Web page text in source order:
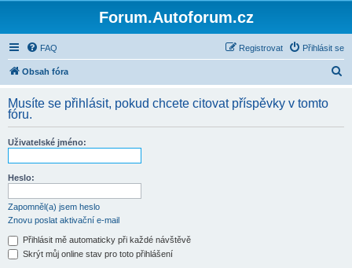
Forum.Autoforum.cz
FAQ Přihlásit se
Registrovat
Obsah fóra
d
Musíte se přihlásit, pokud chcete citovat příspěvky v tomto
fóru.
Uživatelské jméno:
Heslo:
Zapomněl(a) jsem heslo
Znovu poslat aktivační e-mail
Přihlásit mě automaticky při každé návštěvě
Skrýt můj online stav pro toto přihlášení